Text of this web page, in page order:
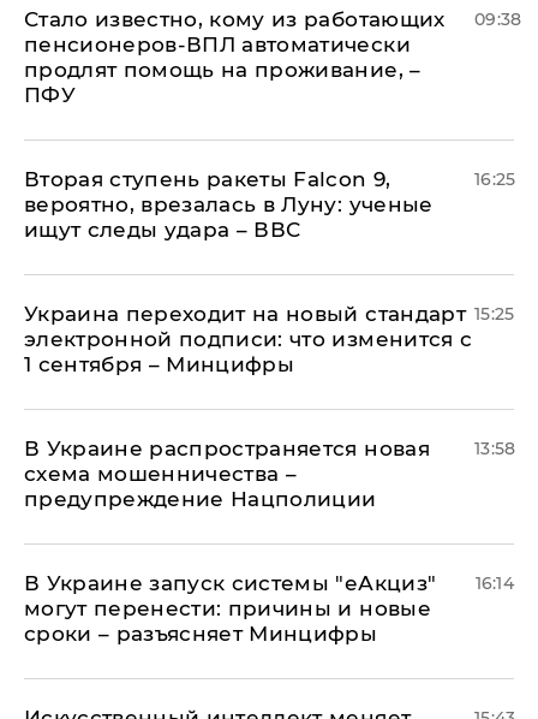
Стало известно, кому из работающих
пенсионеров-ВПЛ автоматически
продлят помощь на проживание, –
ПФУ
09:38
Вторая ступень ракеты Falcon 9,
вероятно, врезалась в Луну: ученые
ищут следы удара – ВВС
16:25
Украина переходит на новый стандарт
электронной подписи: что изменится с
1 сентября – Минцифры
15:25
В Украине распространяется новая
схема мошенничества –
предупреждение Нацполиции
13:58
В Украине запуск системы "еАкциз"
могут перенести: причины и новые
сроки – разъясняет Минцифры
16:14